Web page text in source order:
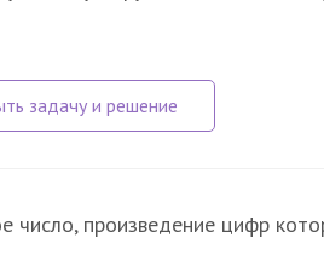
число, произведение цифр